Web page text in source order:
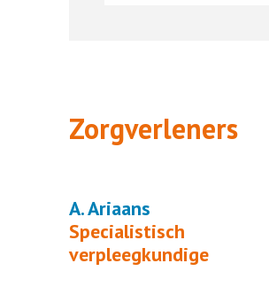
Zorgverleners
A. Ariaans
Specialistisch
verpleegkundige